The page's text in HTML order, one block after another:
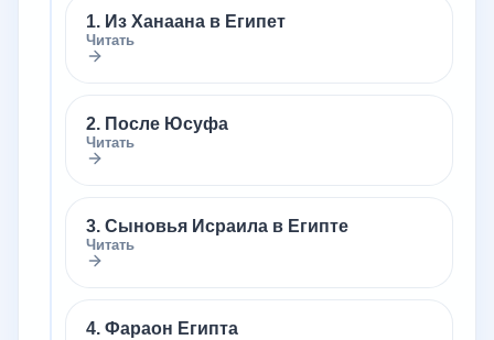
1. Из Ханаана в Египет
Читать
2. После Юсуфа
Читать
3. Сыновья Исраила в Египте
Читать
4. Фараон Египта